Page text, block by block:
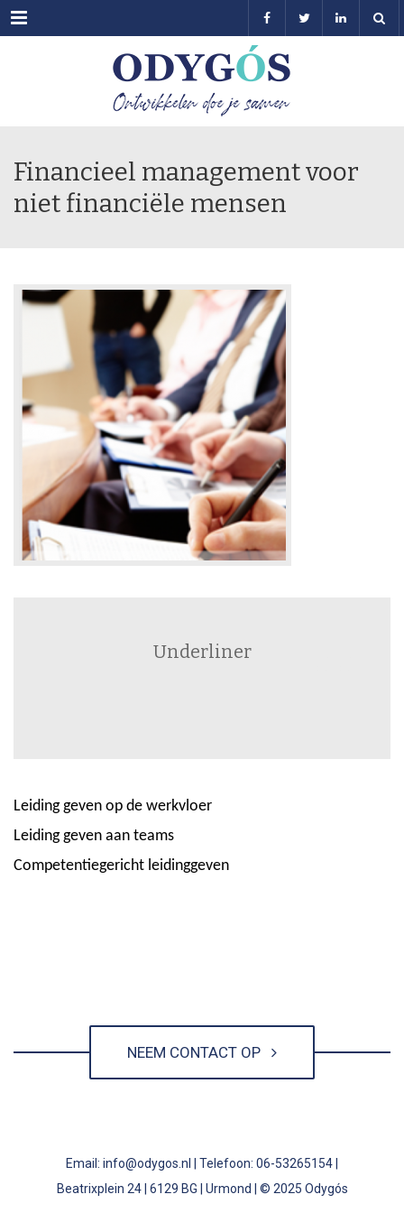
Menu
Financieel management voor
niet financiële mensen
Underliner
Leiding geven op de werkvloer
Leiding geven aan teams
Competentiegericht leidinggeven
NEEM CONTACT OP
Email: info@odygos.nl | Telefoon: 06-53265154 |
Beatrixplein 24 | 6129 BG | Urmond | © 2025 Odygós